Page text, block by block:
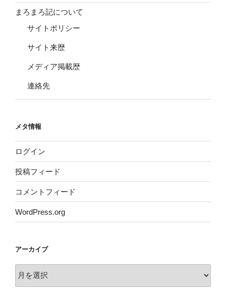
まろまろ記について
サイトポリシー
サイト来歴
メディア掲載歴
連絡先
メタ情報
ログイン
投稿フィード
コメントフィード
WordPress.org
アーカイブ
ー